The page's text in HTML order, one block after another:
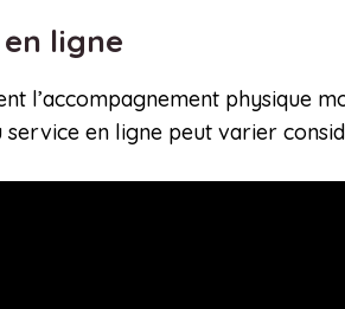
ligne
l’accompagnement physique
service en ligne peut varier